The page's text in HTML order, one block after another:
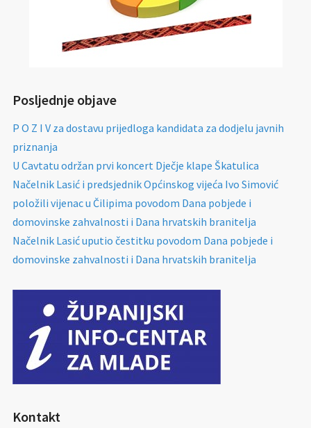
Posljednje objave
P O Z I V za dostavu prijedloga kandidata za dodjelu javnih
priznanja
U Cavtatu održan prvi koncert Dječje klape Škatulica
Načelnik Lasić i predsjednik Općinskog vijeća Ivo Simović
položili vijenac u Čilipima povodom Dana pobjede i
domovinske zahvalnosti i Dana hrvatskih branitelja
Načelnik Lasić uputio čestitku povodom Dana pobjede i
domovinske zahvalnosti i Dana hrvatskih branitelja
Kontakt